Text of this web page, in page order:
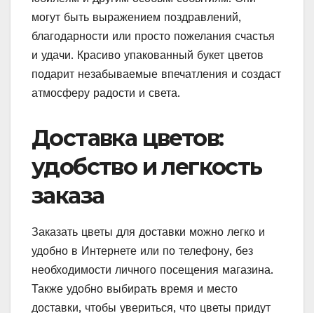
могут быть выражением поздравлений,
благодарности или просто пожелания счастья
и удачи. Красиво упакованный букет цветов
подарит незабываемые впечатления и создаст
атмосферу радости и света.
Доставка цветов:
удобство и легкость
заказа
Заказать цветы для доставки можно легко и
удобно в Интернете или по телефону, без
необходимости личного посещения магазина.
Также удобно выбирать время и место
доставки, чтобы увериться, что цветы придут